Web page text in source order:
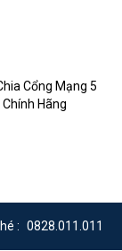
Cổng Mạng 5
Hãng
: 0828.011.011